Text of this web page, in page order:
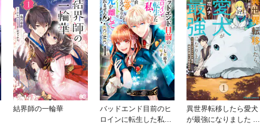
結界師の一輪華
バッドエンド目前のヒ
ロインに転生した私、
異世界転移したら愛犬
が最強になりました ～